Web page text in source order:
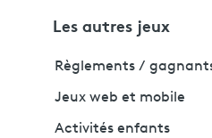
Les autres jeux
Règlements /
Jeux web et mobile
Activités enfants